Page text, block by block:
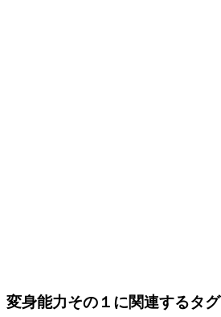
変身能力その１に関連するタグ